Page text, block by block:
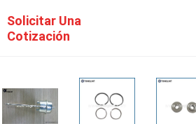
Solicitar Una
Cotización